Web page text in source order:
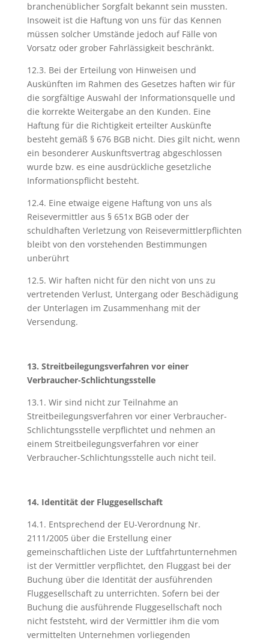
branchenüblicher Sorgfalt bekannt sein mussten.
Insoweit ist die Haftung von uns für das Kennen
müssen solcher Umstände jedoch auf Fälle von
Vorsatz oder grober Fahrlässigkeit beschränkt.
12.3. Bei der Erteilung von Hinweisen und
Auskünften im Rahmen des Gesetzes haften wir für
die sorgfältige Auswahl der Informationsquelle und
die korrekte Weitergabe an den Kunden. Eine
Haftung für die Richtigkeit erteilter Auskünfte
besteht gemäß § 676 BGB nicht. Dies gilt nicht, wenn
ein besonderer Auskunftsvertrag abgeschlossen
wurde bzw. es eine ausdrückliche gesetzliche
Informationspflicht besteht.
12.4. Eine etwaige eigene Haftung von uns als
Reisevermittler aus § 651x BGB oder der
schuldhaften Verletzung von Reisevermittlerpflichten
bleibt von den vorstehenden Bestimmungen
unberührt
12.5. Wir haften nicht für den nicht von uns zu
vertretenden Verlust, Untergang oder Beschädigung
der Unterlagen im Zusammenhang mit der
Versendung.
13. Streitbeilegungsverfahren vor einer
Verbraucher-Schlichtungsstelle
13.1. Wir sind nicht zur Teilnahme an
Streitbeilegungsverfahren vor einer Verbraucher-
Schlichtungsstelle verpflichtet und nehmen an
einem Streitbeilegungsverfahren vor einer
Verbraucher-Schlichtungsstelle auch nicht teil.
14. Identität der Fluggesellschaft
14.1. Entsprechend der EU-Verordnung Nr.
2111/2005 über die Erstellung einer
gemeinschaftlichen Liste der Luftfahrtunternehmen
ist der Vermittler verpflichtet, den Fluggast bei der
Buchung über die Identität der ausführenden
Fluggesellschaft zu unterrichten. Sofern bei der
Buchung die ausführende Fluggesellschaft noch
nicht feststeht, wird der Vermittler ihm die vom
vermittelten Unternehmen vorliegenden